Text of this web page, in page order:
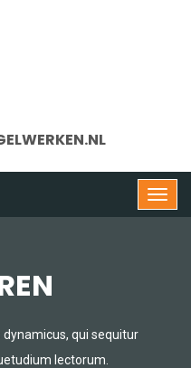
qui sequitur
lectorum.